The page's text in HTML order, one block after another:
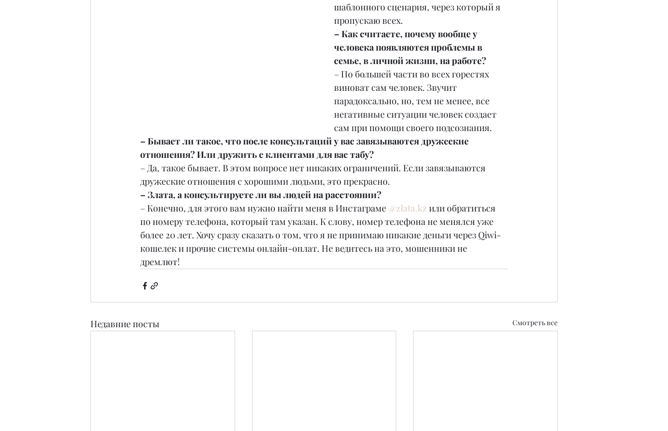
шаблонного сценария, через который я
пропускаю всех.
– Как считаете, почему вообще у
человека появляются проблемы в
семье, в личной жизни, на работе?
– По большей части во всех горестях
виноват сам человек. Звучит
парадоксально, но, тем не менее, все
негативные ситуации человек создает
сам при помощи своего подсознания.
– Бывает ли такое, что после консультаций у вас завязываются дружеские
отношения? Или дружить с клиентами для вас табу?
– Да, такое бывает. В этом вопросе нет никаких ограничений. Если завязываются
дружеские отношения с хорошими людьми, это прекрасно.
– Злата, а консультируете ли вы людей на расстоянии?
– Конечно, для этого вам нужно найти меня в Инстаграме @zlata.kz или обратиться
по номеру телефона, который там указан. К слову, номер телефона не менялся уже
более 20 лет. Хочу сразу сказать о том, что я не принимаю никакие деньги через Qiwi-
кошелек и прочие системы онлайн-оплат. Не ведитесь на это, мошенники не
дремлют!
Недавние посты Смотреть все